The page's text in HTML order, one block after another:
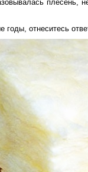
плесень,
годы, отнеситесь